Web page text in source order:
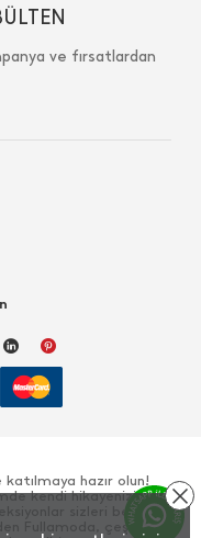
ve fırsatlardan
hazır olun!
kendi hikayenizi
sizleri bekliyor!
Fullamoda, çeşitli